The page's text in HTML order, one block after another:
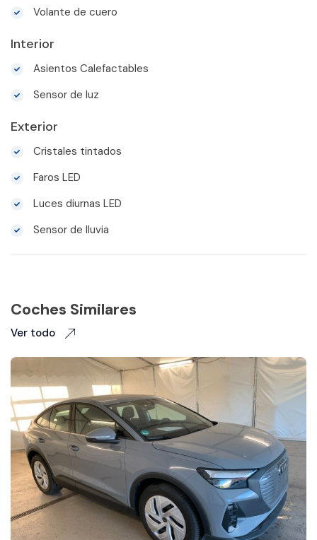
Volante de cuero
Interior
Asientos Calefactables
Sensor de luz
Exterior
Cristales tintados
Faros LED
Luces diurnas LED
Sensor de lluvia
Coches Similares
Ver todo